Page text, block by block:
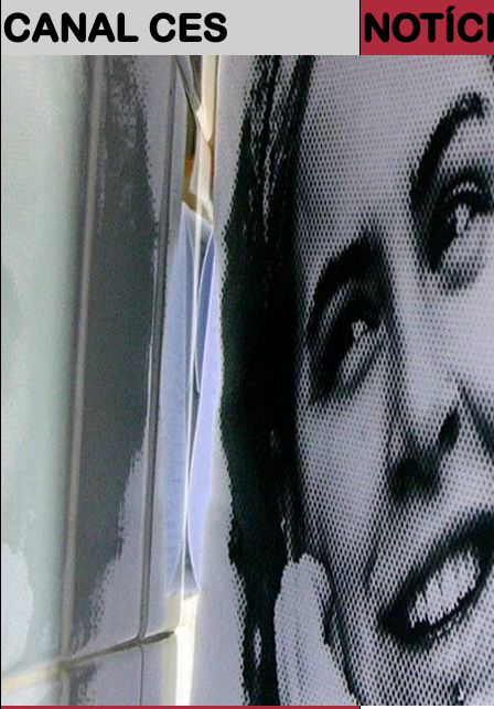
CANAL CES